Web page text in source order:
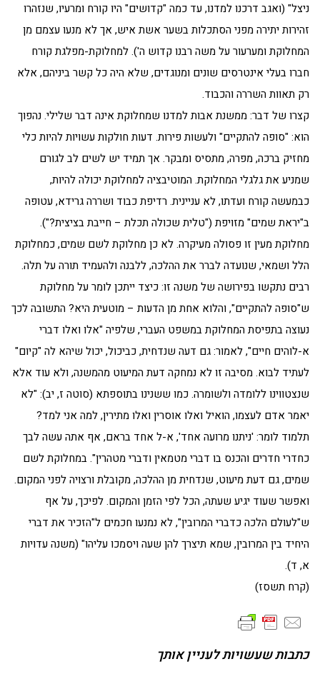
ניצל" (ואגב דרכנו למדנו, עד כמה "קדושים" היו קורח ומרעיו, שנזהרו
זהירות יתירה מפני הסתכלות בשער אשת איש, אך לא מנעו עצמם מן
המחלוקת ומערעור על משה רבנו קדוש ה'). למחלוקת-מפלגת קורח
חברו בעלי אינטרסים שונים ומנוגדים, שלא היה כל קשר ביניהם, אלא
רק תאוות השררה והכבוד.
קצרו של דבר: ממשנת אבות למדנו שמחלוקת אינה דבר שלילי. נהפוך
הוא: "סופה להתקיים" ולעשות פירות. דעות חולקות עשויות להיות כלי
מחזיק ברכה, מפרה, מתסיס ומבקר. אך תמיד יש לשים לב לגורם
שמניע את גלגלי המחלוקת. המוטיבציה למחלוקת יכולה להיות,
כבמעשה קורח ועדתו, לא עניינית. רדיפת כבוד ושררה גרידא, עטופה
ב"יראת שמים" מזויפת ("טלית שכולה תכלת – חייבת בציצית?").
מחלוקת מעין זו פסולה מעיקרה. לא כן מחלוקת לשם שמים, כמחלוקת
הלל ושמאי, שנועדה לברר את ההלכה, ללבנה ולהעמיד תורה על תלה.
רבים נתקשו בפירושה של משנה זו: כיצד ייתכן לומר על מחלוקת
ש"סופה להתקיים", והלוא אחת מן הדעות – מוטעית היא? התשובה לכך
נעוצה בתפיסת המחלוקת במשפט העברי, שלפיה "אלו ואלו דברי
א-לוהים חיים", לאמור: גם דעה שנדחית, כביכול, יכול שיהא לה "קיום"
לעתיד לבוא. מסיבה זו לא נמחקה דעת המיעוט מהמשנה, ולא עוד אלא
שנצטווינו ללומדה ולשומרה. כמו ששנינו בתוספתא (סוטה ז, יב): "לא
יאמר אדם לעצמו, הואיל ואלו אוסרין ואלו מתירין, למה אני למד?
תלמוד לומר: 'ניתנו מרועה אחד', א-ל אחד בראם, אף אתה עשה לבך
כחדרי חדרים והכנס בו דברי מטמאין ודברי מטהרין". במחלוקת לשם
שמים, גם דעת מיעוט, שנדחית מן ההלכה, מקובלת ורצויה לפני המקום.
ואפשר שעוד יגיע שעתה, הכל לפי הזמן והמקום. לפיכך, על אף
ש"לעולם הלכה כדברי המרובין", לא נמנעו חכמים ל"הזכיר את דברי
היחיד בין המרובין, שמא תיצרך להן שעה ויסמכו עליהו" (משנה עדויות
א, ד).
(קרח תשסז)
כתבות שעשויות לעניין אותך